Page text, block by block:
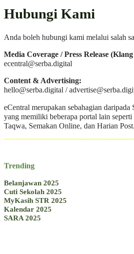
Hubungi Kami
Anda boleh hubungi kami melalui salah
Media Coverage / Press Release
ecentral@serba.digital
Content & Advertising:
hello@serba.digital /
eCentral merupakan sebahagian
yang memiliki beberapa portal lain
Taqwa, Semakan Online, dan Harian Post.
Trending
Belanjawan 2025
Cuti Sekolah 2025
MyKasih STR 2025
Kalendar 2025
SARA 2025